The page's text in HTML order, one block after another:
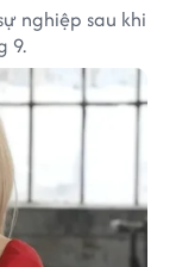
nghiệp sau khi
9.